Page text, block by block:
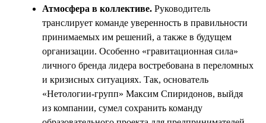
Атмосфера в коллективе. Руководитель
транслирует команде уверенность в правильности
принимаемых им решений, а также в будущем
организации. Особенно «гравитационная сила»
личного бренда лидера востребована в переломных
и кризисных ситуациях. Так, основатель
«Нетологии-групп» Максим Спиридонов, выйдя
из компании, сумел сохранить команду